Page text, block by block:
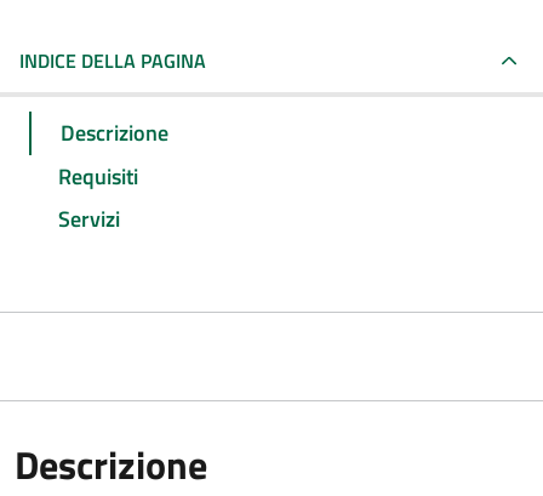
INDICE DELLA PAGINA
Descrizione
Requisiti
Servizi
Descrizione